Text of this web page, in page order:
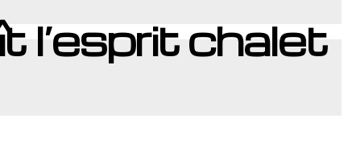
l’esprit chalet